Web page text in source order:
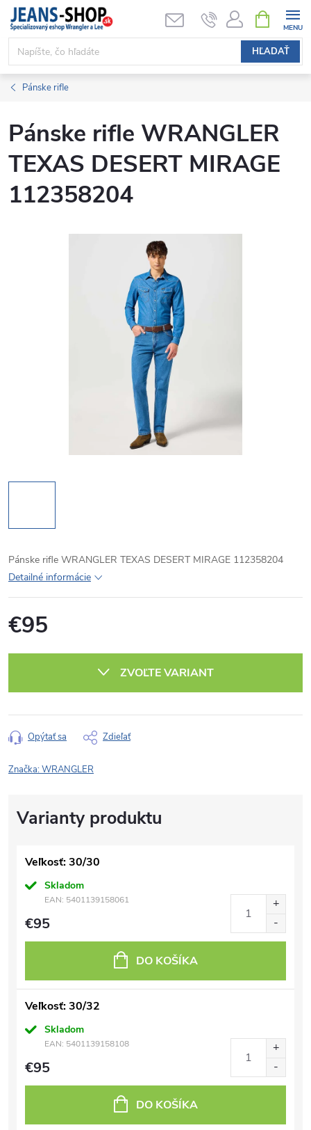
Prejsť
obsah
HĽADAŤ
KOŠÍK
Pánske rifle
Pánske rifle WRANGLER
TEXAS DESERT MIRAGE
112358204
Pánske rifle WRANGLER TEXAS DESERT MIRAGE 112358204
Detailné informácie
€95
ZVOĽTE VARIANT
Opýtať sa Zdieľať
Značka:WRANGLER
Veľkosť: 30/30
Skladom
EAN: 5401139158061
€95
DO KOŠÍKA
Veľkosť: 30/32
Skladom
EAN: 5401139158108
€95
DO KOŠÍKA